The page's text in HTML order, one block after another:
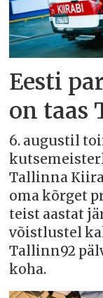
Eesti
on taas
6. augustil
Tallinna
oma kõrget
teist aastat
võistlustel
Tallinn92
koha.